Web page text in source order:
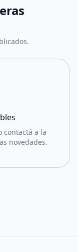
contactá a la
novedades.